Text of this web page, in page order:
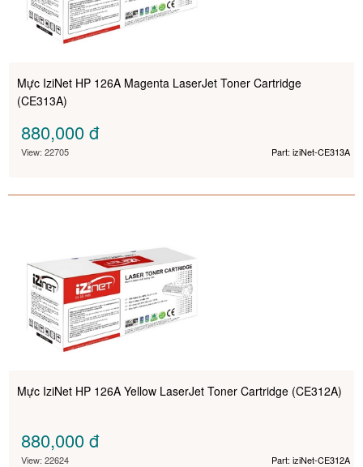
Mực IziNet HP 126A Magenta LaserJet Toner Cartridge
(CE313A)
880,000đ
View: 22705 Part: iziNet-CE313A
Mực IziNet HP 126A Yellow LaserJet Toner Cartridge (CE312A)
880,000đ
View: 22624 Part: iziNet-CE312A